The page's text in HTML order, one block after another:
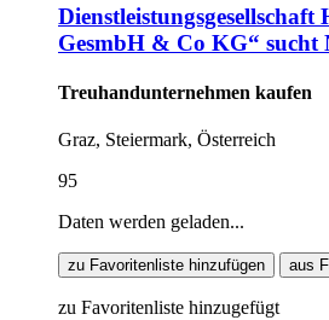
GesmbH & Co KG“ sucht
Treuhandunternehmen kaufen
Graz, Steiermark, Österreich
95
Daten werden geladen...
zu Favoritenliste hinzufügen aus
zu Favoritenliste hinzugefügt